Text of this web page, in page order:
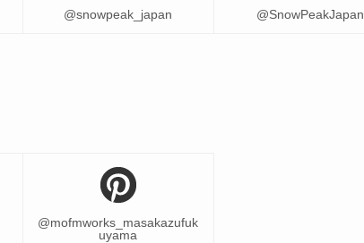
@snowpeak_japan @SnowPeakJapan
@mofmworks_masakazufuk
uyama